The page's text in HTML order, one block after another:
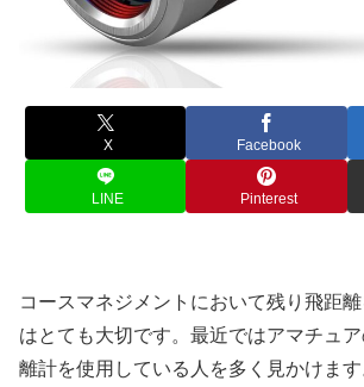
X Facebook
LINE Pinterest
コースマネジメントにおいて残り飛距
はとても大切です。最近ではアマチュ
離計を使用している人を多く見かけます